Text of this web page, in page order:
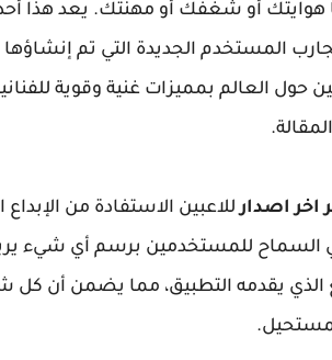
هوايتك أو شغفك أو مهنتك. يعد هذا
حول العالم بمميزات غنية وقوية
للاعبين الاستفادة من
للمستخدمين برسم أي شيء
الذي يقدمه التطبيق، مما يضمن أن